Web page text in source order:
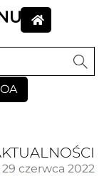
29 czerwca 2022